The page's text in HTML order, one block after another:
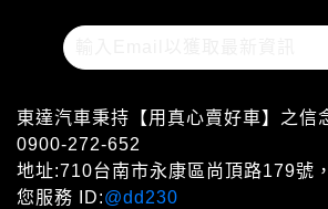
東達汽車秉持【用真心賣好車】之信
0900-272-652
地址:710台南市永康區尚頂路179號
您服務 ID:@dd230